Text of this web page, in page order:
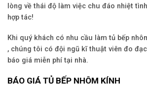
lòng về thái độ làm việc chu đáo nhiệt
hợp tác!
Khi quý khách có nhu cầu làm tủ bếp
, chúng tôi có đội ngũ kĩ thuật viên đo
báo giá miễn phí tại nhà.
BÁO GIÁ TỦ BẾP NHÔM KÍNH